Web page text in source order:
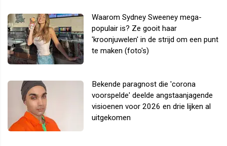
Waarom Sydney Sweeney mega-
populair is? Ze gooit haar
'kroonjuwelen' in de strijd om een punt
te maken (foto's)
Bekende paragnost die 'corona
voorspelde' deelde angstaanjagende
visioenen voor 2026 en drie lijken al
uitgekomen